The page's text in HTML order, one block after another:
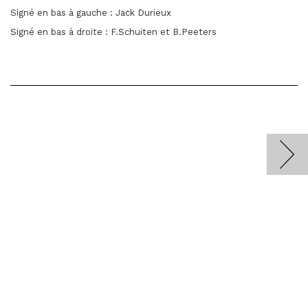
Signé en bas à gauche : Jack Durieux
Signé en bas à droite : F.Schuiten et B.Peeters